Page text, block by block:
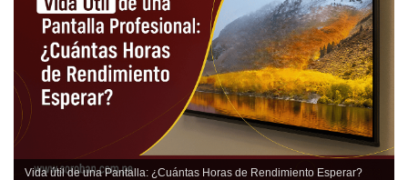
Vida útil de una Pantalla: ¿Cuántas Horas de Rendimiento Esperar?